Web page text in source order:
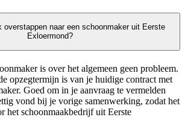
overstappen naar een schoonmaker uit Eerste
Exloermond?
is over het algemeen geen probleem.
opzegtermijn is van je huidige contract met
Goed om in je aanvraag te vermelden
vond bij je vorige samenwerking, zodat het
het schoonmaakbedrijf uit Eerste